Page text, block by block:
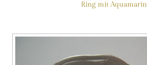
Ring mit Aquamarin